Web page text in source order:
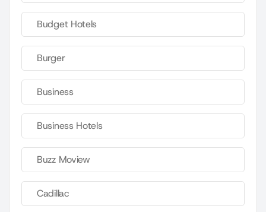
Budget Hotels
Burger
Business
Business Hotels
Buzz Moview
Cadillac